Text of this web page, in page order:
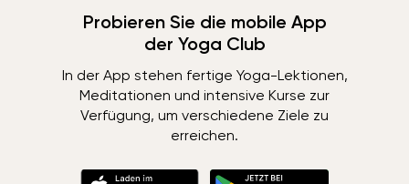
Probieren Sie die mobile App
der Yoga Club
In der App stehen fertige Yoga-Lektionen,
Meditationen und intensive Kurse zur
Verfügung, um verschiedene Ziele zu
erreichen.